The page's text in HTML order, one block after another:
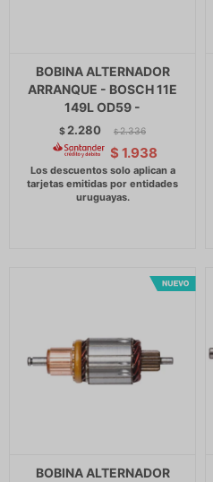
BOBINA ALTERNADOR
ARRANQUE - BOSCH 11E
149L OD59 -
$ 2.280 $ 2.336
$ 1.938
BOBINA ALTERNADOR